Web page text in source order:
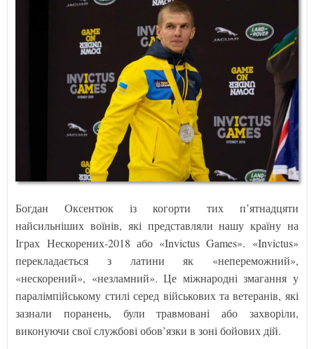
Богдан Оксентюк із когорти тих п’ятнадцяти
найсильніших воїнів, які представляли нашу країну на
Іграх Нескорених-2018 або «Invictus Games». «Invictus»
перекладається з латини як «непереможний»,
«нескорений», «незламний». Це міжнародні змагання у
паралімпійському стилі серед військових та ветеранів, які
зазнали поранень, були травмовані або захворіли,
виконуючи свої службові обов’язки в зоні бойових дій.